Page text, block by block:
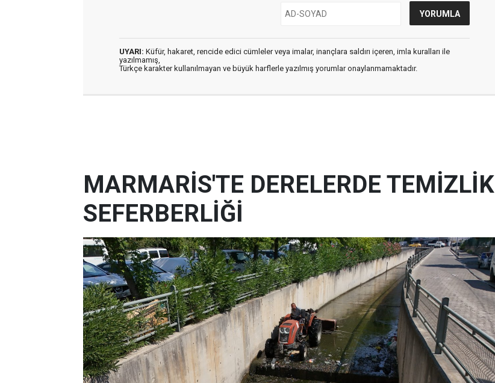
UYARI: Küfür, hakaret, rencide edici cümleler veya imalar, inançlara saldırı içeren, imla kuralları ile
yazılmamış,
Türkçe karakter kullanılmayan ve büyük harflerle yazılmış yorumlar onaylanmamaktadır.
MARMARİS'TE DERELERDE TEMİZLİK
SEFERBERLİĞİ